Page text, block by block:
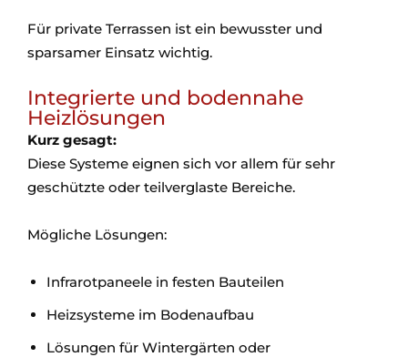
Für private Terrassen ist ein bewusster und
sparsamer Einsatz wichtig.
Integrierte und bodennahe
Heizlösungen
Kurz gesagt:
Diese Systeme eignen sich vor allem für sehr
geschützte oder teilverglaste Bereiche.
Mögliche Lösungen:
Infrarotpaneele in festen Bauteilen
Heizsysteme im Bodenaufbau
Lösungen für Wintergärten oder